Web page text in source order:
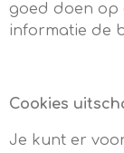
goed doen op
informatie de
Cookies
Je kunt er